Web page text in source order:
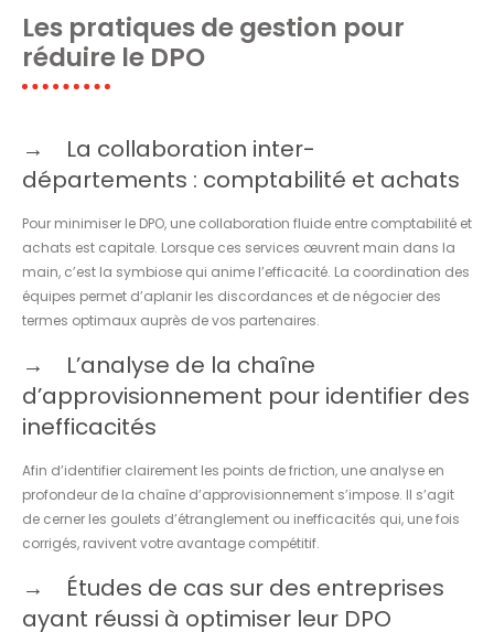
Les pratiques de gestion pour
réduire le DPO
La collaboration inter-
départements : comptabilité et achats
Pour minimiser le DPO, une collaboration fluide entre comptabilité et
achats est capitale. Lorsque ces services œuvrent main dans la
main, c’est la symbiose qui anime l’efficacité. La coordination des
équipes permet d’aplanir les discordances et de négocier des
termes optimaux auprès de vos partenaires.
L’analyse de la chaîne
d’approvisionnement pour identifier des
inefficacités
Afin d’identifier clairement les points de friction, une analyse en
profondeur de la chaîne d’approvisionnement s’impose. Il s’agit
de cerner les goulets d’étranglement ou inefficacités qui, une fois
corrigés, ravivent votre avantage compétitif.
Études de cas sur des entreprises
ayant réussi à optimiser leur DPO